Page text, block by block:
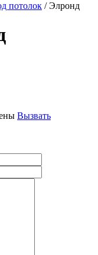
потолок / Элронд
Вызвать